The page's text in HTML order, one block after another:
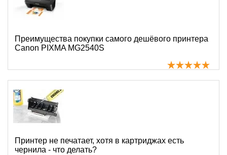
Преимущества покупки самого дешёвого принтера
Canon PIXMA MG2540S
Принтер не печатает, хотя в картриджах есть
чернила - что делать?